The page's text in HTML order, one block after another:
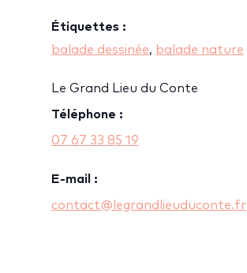
Étiquettes :
balade dessinée, balade nature
Le Grand Lieu du Conte
Téléphone :
07 67 33 85 19
E-mail :
contact@legrandlieuduconte.fr